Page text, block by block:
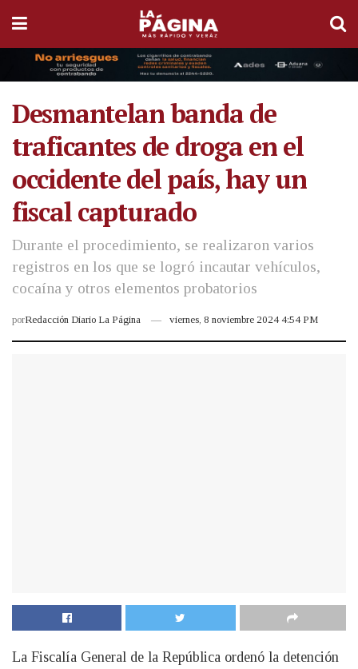
Desmantelan banda de
traficantes de droga en el
occidente del país, hay un
fiscal capturado
Durante el procedimiento, se realizaron varios
registros en los que se logró incautar vehículos,
cocaína y otros elementos probatorios
porRedacción Diario La Página viernes, 8 noviembre 2024 4:54 PM
La Fiscalía General de la República ordenó la detención